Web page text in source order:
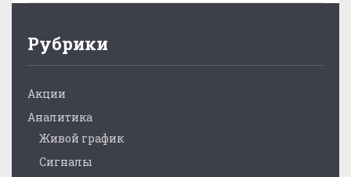
Рубрики
Акции
Аналитика
Живой график
Сигналы